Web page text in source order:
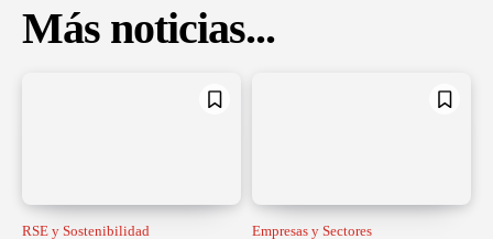
Más noticias...
RSE y Sostenibilidad Empresas y Sectores